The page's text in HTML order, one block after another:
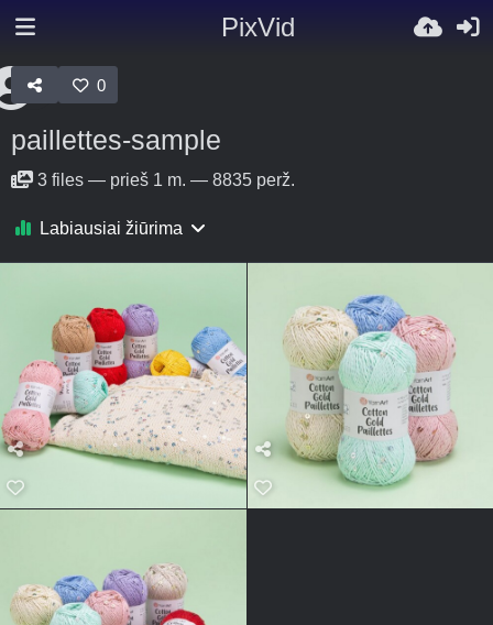
PixVid
0
paillettes-sample
3 files — prieš 1 m. — 8835 perž.
Labiausiai žiūrima